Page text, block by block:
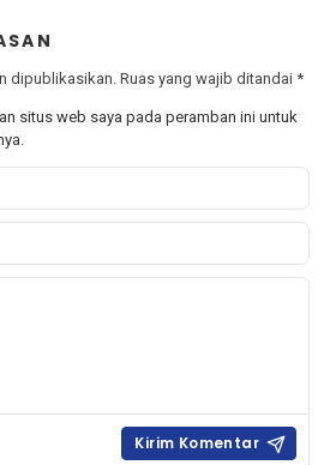
dipublikasikan. Ruas yang wajib ditandai *
situs web saya pada peramban ini untuk